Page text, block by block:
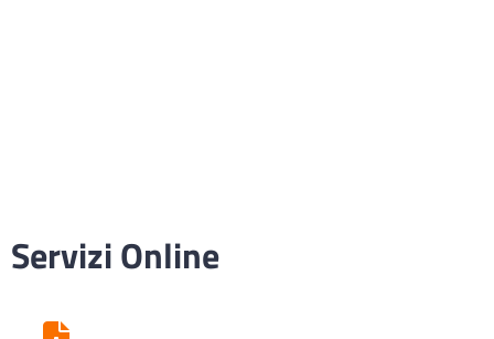
Servizi Online